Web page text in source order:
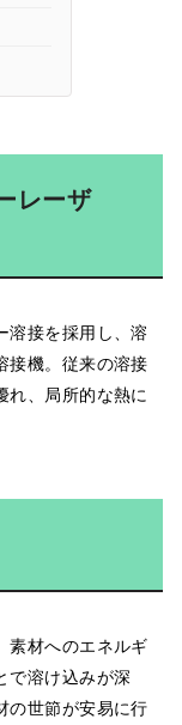
レーザ
接を採用し、溶
接機。従来の溶接
れ、局所的な熱に
素材へのエネルギ
で溶け込みが深
の世節が安易に行